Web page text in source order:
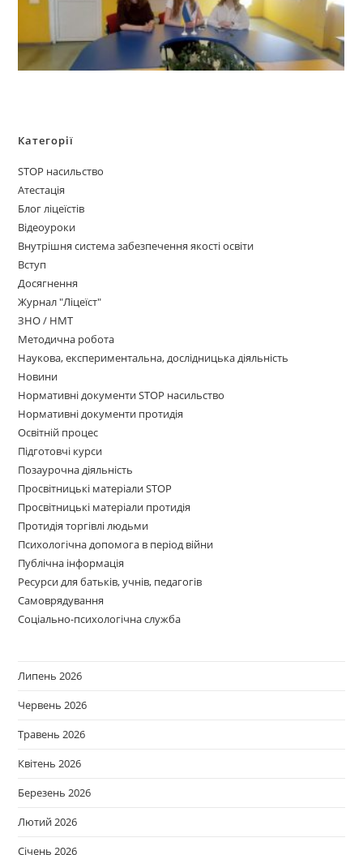
Категорії
STOP насильство
Атестація
Блог ліцеїстів
Відеоуроки
Внутрішня система забезпечення якості освіти
Вступ
Досягнення
Журнал "Ліцеїст"
ЗНО / НМТ
Методична робота
Наукова, експериментальна, дослідницька діяльність
Новини
Нормативні документи STOP насильство
Нормативні документи протидія
Освітній процес
Підготовчі курси
Позаурочна діяльність
Просвітницькі матеріали STOP
Просвітницькі матеріали протидія
Протидія торгівлі людьми
Психологічна допомога в період війни
Публічна інформація
Ресурси для батьків, учнів, педагогів
Самоврядування
Соціально-психологічна служба
Липень 2026
Червень 2026
Травень 2026
Квітень 2026
Березень 2026
Лютий 2026
Січень 2026